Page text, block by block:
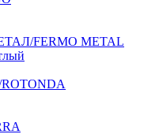
FERMO METAL